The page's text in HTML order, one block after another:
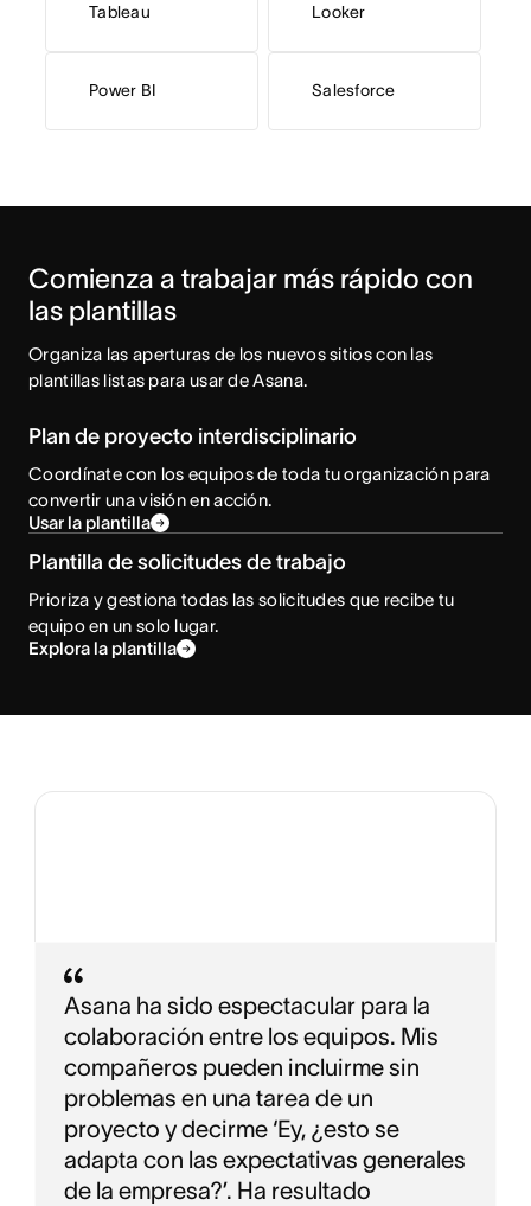
Tableau
Power BI
Looker
Salesforce
Comienza a trabajar más rápido con
las plantillas
Organiza las aperturas de los nuevos sitios con las
plantillas listas para usar de Asana.
Plan de proyecto interdisciplinario
Coordínate con los equipos de toda tu organización para
convertir una visión en acción.
Usar la plantilla
Plantilla de solicitudes de trabajo
Prioriza y gestiona todas las solicitudes que recibe tu
equipo en un solo lugar.
Explora la plantilla
Asana ha sido espectacular para la
colaboración entre los equipos. Mis
compañeros pueden incluirme sin
problemas en una tarea de un
proyecto y decirme ‘Ey, ¿esto se
adapta con las expectativas generales
de la empresa?’. Ha resultado